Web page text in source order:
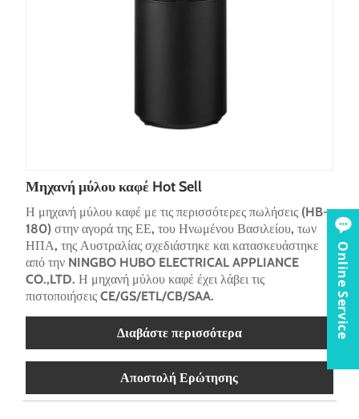
Μηχανή μύλου καφέ Hot Sell
Η μηχανή μύλου καφέ με τις περισσότερες πωλήσεις (HB-
180) στην αγορά της ΕΕ, του Ηνωμένου Βασιλείου, των
ΗΠΑ, της Αυστραλίας σχεδιάστηκε και κατασκευάστηκε
από την NINGBO HUBO ELECTRICAL APPLIANCE
CO.,LTD. Η μηχανή μύλου καφέ έχει λάβει τις
πιστοποιήσεις CE/GS/ETL/CB/SAA.
Διαβάστε περισσότερα
Αποστολή Ερώτησης
Online Service